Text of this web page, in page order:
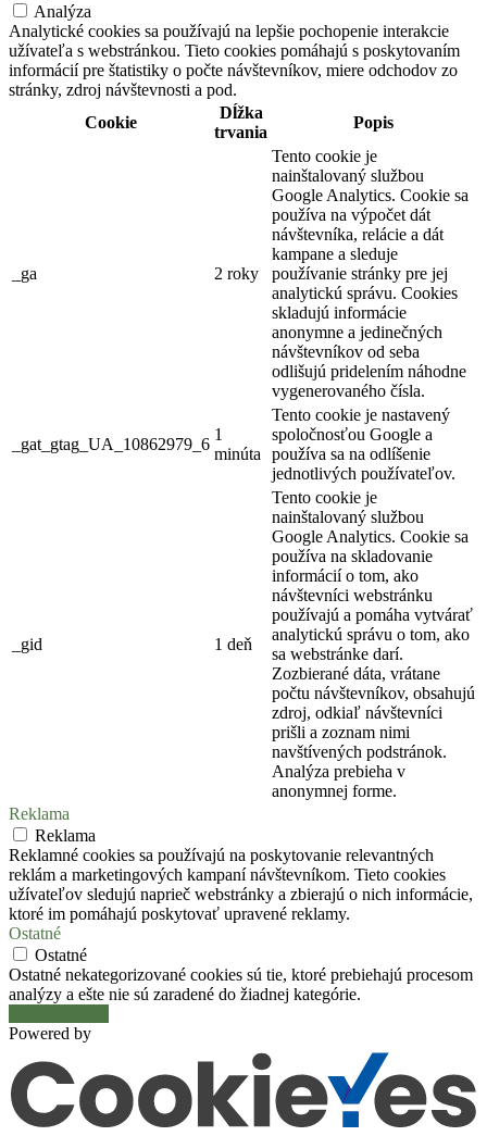
Analýza
Analytické cookies sa používajú na lepšie pochopenie interakcie
užívateľa s webstránkou. Tieto cookies pomáhajú s poskytovaním
informácií pre štatistiky o počte návštevníkov, miere odchodov zo
stránky, zdroj návštevnosti a pod.
Cookie
Dĺžka
trvania
Popis
_ga 2 roky
Tento cookie je
nainštalovaný službou
Google Analytics. Cookie sa
používa na výpočet dát
návštevníka, relácie a dát
kampane a sleduje
používanie stránky pre jej
analytickú správu. Cookies
skladujú informácie
anonymne a jedinečných
návštevníkov od seba
odlišujú pridelením náhodne
vygenerovaného čísla.
_gat_gtag_UA_10862979_6
1
minúta
Tento cookie je nastavený
spoločnosťou Google a
používa sa na odlíšenie
jednotlivých používateľov.
_gid 1 deň
Tento cookie je
nainštalovaný službou
Google Analytics. Cookie sa
používa na skladovanie
informácií o tom, ako
návštevníci webstránku
používajú a pomáha vytvárať
analytickú správu o tom, ako
sa webstránke darí.
Zozbierané dáta, vrátane
počtu návštevníkov, obsahujú
zdroj, odkiaľ návštevníci
prišli a zoznam nimi
navštívených podstránok.
Analýza prebieha v
anonymnej forme.
Reklama
Reklama
Reklamné cookies sa používajú na poskytovanie relevantných
reklám a marketingových kampaní návštevníkom. Tieto cookies
užívateľov sledujú naprieč webstránky a zbierajú o nich informácie,
ktoré im pomáhajú poskytovať upravené reklamy.
Ostatné
Ostatné
Ostatné nekategorizované cookies sú tie, ktoré prebiehajú procesom
analýzy a ešte nie sú zaradené do žiadnej kategórie.
Powered by